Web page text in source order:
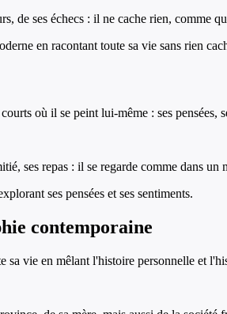
de ses échecs : il ne cache rien, comme
en racontant toute sa vie sans rien
où il se peint lui-même : ses
ses repas : il se regarde comme dans
ses pensées et ses sentiments.
contemporaine
sa vie en mêlant l'histoire personnelle et